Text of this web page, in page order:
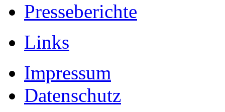
Presseberichte
Links
Impressum
Datenschutz